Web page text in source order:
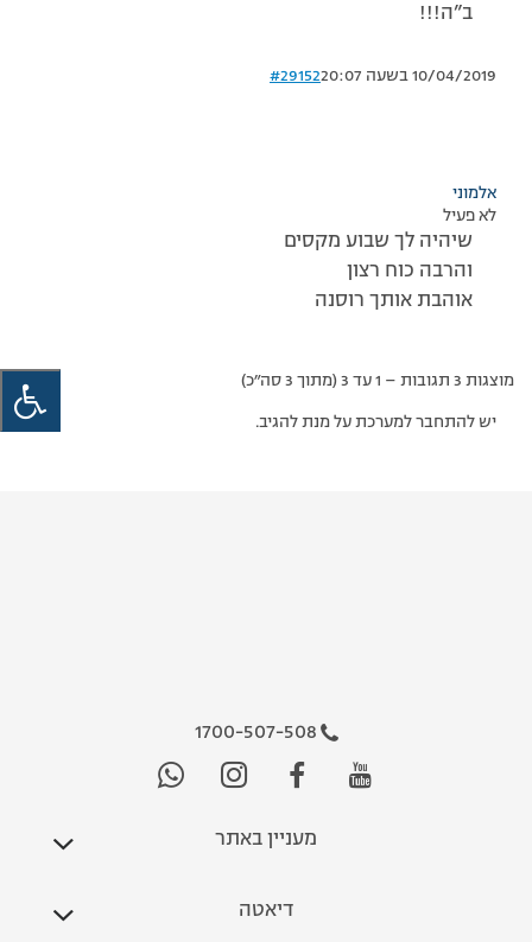
ב”ה!!!
10/04/2019 בשעה 20:07 #29152
אלמוני
לא פעיל
שיהיה לך שבוע מקסים
והרבה כוח רצון
אוהבת אותך רוסנה
מוצגות 3 תגובות – 1 עד 3 (מתוך 3 סה״כ)
יש להתחבר למערכת על מנת להגיב.
1700-507-508
מעניין באתר
דיאטה